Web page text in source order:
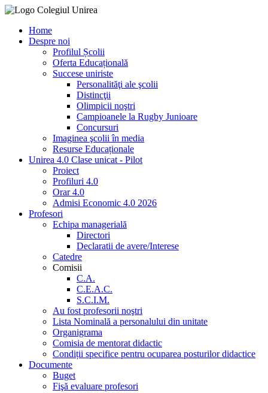
Home
Despre noi
Profilul Școlii
Oferta Educațională
Succese uniriste
Personalităţi ale şcolii
Distincţii
Olimpicii noştri
Campioanele la Rugby Junioare
Concursuri
Imaginea şcolii în media
Resurse Educaționale
Unirea 4.0 Clase unicat - Pilot
Proiect
Profiluri 4.0
Orar 4.0
Admisi Economic 4.0 2026
Profesori
Echipa managerială
Directori
Declaratii de avere/Interese
Catedre
Comisii
C.A.
C.E.A.C.
S.C.I.M.
Au fost profesorii noştri
Lista Nominală a personalului din unitate
Organigrama
Comisia de mentorat didactic
Condiții specifice pentru ocuparea posturilor didactice
Documente
Buget
Fişă evaluare profesori